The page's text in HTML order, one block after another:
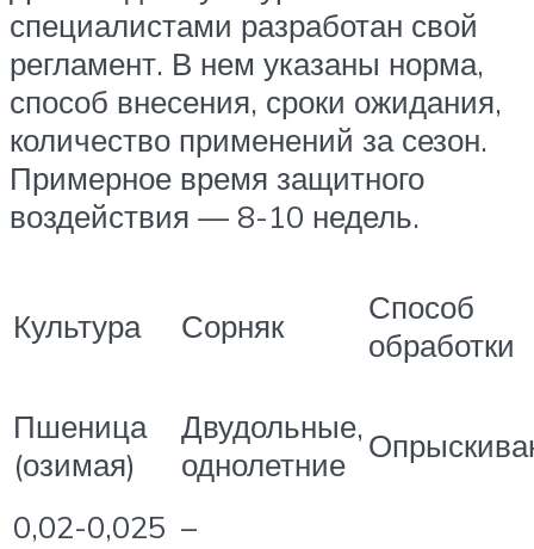
специалистами разработан свой
регламент. В нем указаны норма,
способ внесения, сроки ожидания,
количество применений за сезон.
Примерное время защитного
воздействия — 8-10 недель.
Культура Сорняк
Способ
обработки
Пшеница
(озимая)
Двудольные,
однолетние
0,02-0,025 –